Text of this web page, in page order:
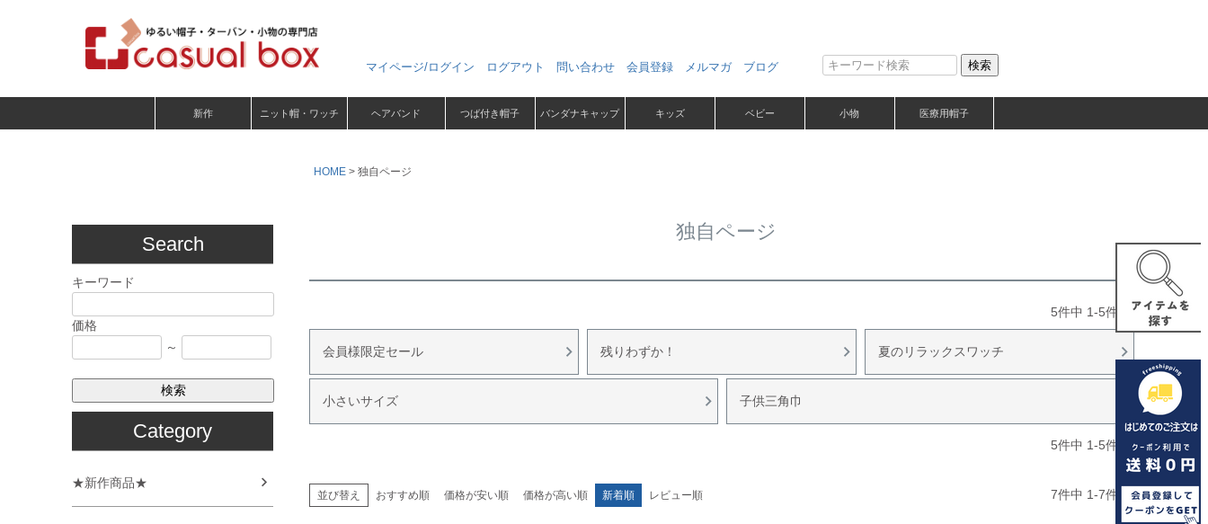
マイページ/ログイン ログアウト 問い合わせ 会員登録 メルマガ ブログ 検索
新作 ニット帽・ワッチ ヘアバンド つば付き帽子 バンダナキャップ キッズ ベビー 小物 医療用帽子
Search
キーワード
価格
～
検索
Category
★新作商品★
HOME 独自ページ
独自ページ
5件中 1-5件表示
会員様限定セール 残りわずか！ 夏のリラックスワッチ
小さいサイズ 子供三角巾
5件中 1-5件表示
並び替え おすすめ順 価格が安い順 価格が高い順 新着順 レビュー順 7件中 1-7件表示